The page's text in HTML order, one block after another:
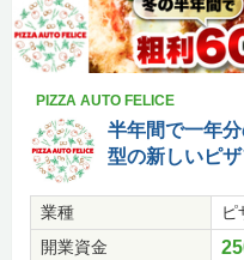
PIZZA AUTO FELICE
半年間で一年
型の新しいピ
業種
ピ
開業資金